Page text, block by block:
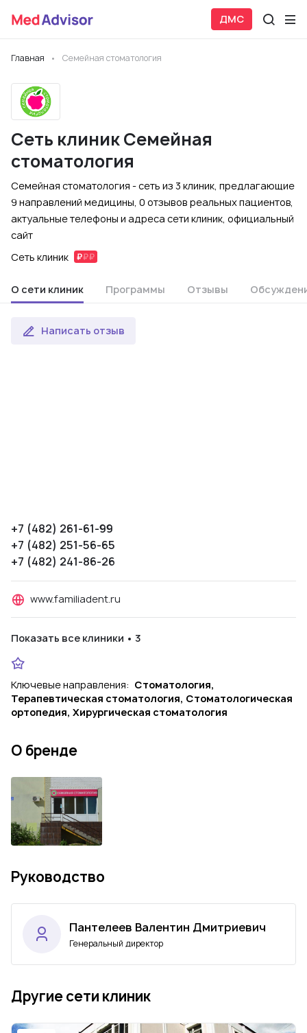
ДМС
Главная Семейная стоматология
Сеть клиник Семейная
стоматология
Семейная стоматология - сеть из 3 клиник, предлагающие
9 направлений медицины, 0 отзывов реальных пациентов,
актуальные телефоны и адреса сети клиник, официальный
сайт
Сеть клиник
О сети клиник Программы Отзывы
Написать отзыв
+7 (482) 261-61-99
+7 (482) 251-56-65
+7 (482) 241-86-26
www.familiadent.ru
Показать все клиники • 3
Ключевые направления: Стоматология,
Терапевтическая стоматология, Стоматологическая
ортопедия, Хирургическая стоматология
О бренде
Руководство
Пантелеев Валентин Дмитриевич
Генеральный директор
Другие сети клиник